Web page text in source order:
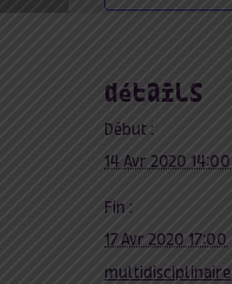
détails
Début :
14 Avr 2020 14:00
Fin :
17 Avr 2020 17:00
multidisciplinaire